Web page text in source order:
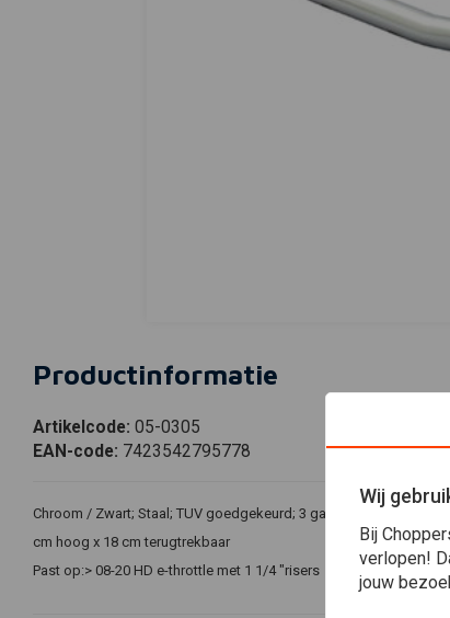
Productinformatie
Artikelcode: 05-0305
EAN-code: 7423542795778
Chroom / Zwart; Staal; TUV goedgekeurd; 3 gaten; Met
cm hoog x 18 cm terugtrekbaar
Past op:> 08-20 HD e-throttle met 1 1/4 "risers
Wij
Bij
verlopen!
jouw